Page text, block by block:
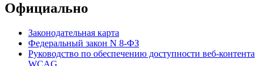
Официально
Законодательная карта
Федеральный закон N 8-ФЗ
Руководство по обеспечению доступности веб-контента